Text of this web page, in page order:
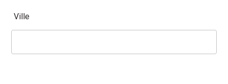
Ville